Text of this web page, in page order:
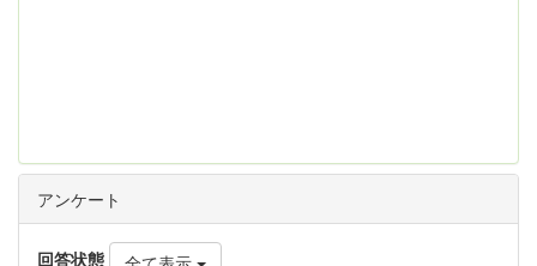
アンケート
回答状態